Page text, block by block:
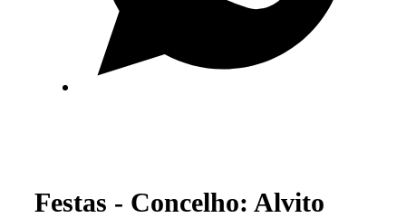
Festas - Concelho: Alvito